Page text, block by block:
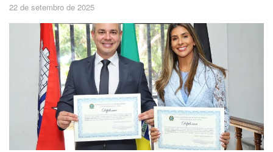
22 de setembro de 2025